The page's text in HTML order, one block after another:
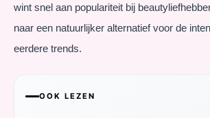
wint snel aan populariteit bij
naar een natuurlijker alternatief voor de
eerdere trends.
OOK LEZEN